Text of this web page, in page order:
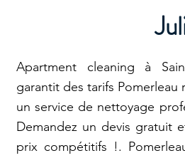
Apartment cleaning à
garantit des tarifs
un service de nettoyage
Demandez un devis gratuit
prix compétitifs !.